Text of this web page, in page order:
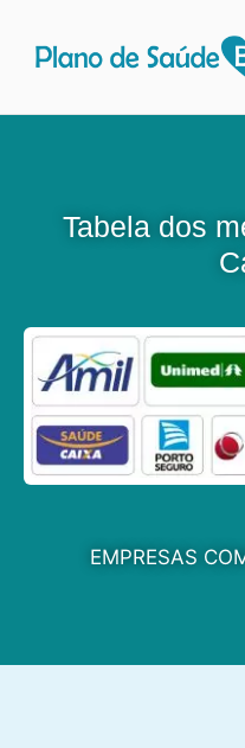
Tabela dos
EMPRESAS